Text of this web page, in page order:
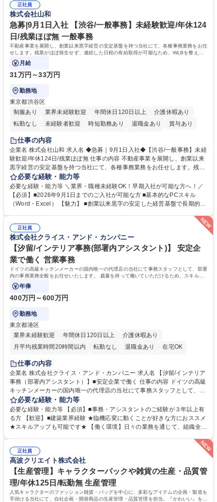
の他に担当頂く業務が発生する場合があります。 募集職種 【営業事務】
業務職/三井物産グループ/平均残業時間10H/完全週休2日
ション力がある方。 ・チャレンジを厭わず、粘り強く業務に取り組める
方。多様な関係者と謙虚に信頼関係を構築でき、期限を意識したスケジュ
ール管理が出来る方。※将来的に他部署（営業部門、コーポレート部門）
へのジョブローテーションの可能性があります。 学歴・資格 学歴：大学
院 大学 語学力： 資格：宅地建物取引士
正社員
株式会社山和
急募|9月1日入社 【渋谷/一般事務】未経験歓迎/年休124
日/残業ほぼ無 一般事務
不動産事業を展開し、創業以来黒字経営の安定基盤を持つ当社にて、各種事務業務をお任
せします。残業がほぼ発生せず、連続した日程の有給取得が可能なため、WLBを整えた
い方にお勧めの環境です！
月給
31万円～33万円
勤務地
東京都渋谷区
制服あり
業界未経験歓迎 年間休日120日以上
介護休暇あり
転勤なし
未経験者歓迎 時短勤務あり 退職金あり
賞与あり
育休あり
完全週休2日制
仕事の内容
企業名 株式会社山和 求人名 ◆急募｜9月1日入社◆【渋谷/一般事務】未経
験歓迎/年休124日/残業ほぼ無 仕事の内容 不動産事業を展開し、創業以来
黒字経営の安定基盤を持つ当社にて、各種事務業務をお任せします。残業
がほぼ発生せず、連続した日程の有給取得が可能なため、WLBを整えたい
方にお勧めの環境です！ 入社後はOJTを通じて丁寧に研修を行いますの
で、事務未経験の方でも安心して臨むことができます。 【業務詳細】■電
話・来客対応 ■物件の鍵や社内の備品管理 ■データ入力や書類作成 ■契約
必要な経験・能力等
必要な経験・能力等 ＼業界・職種未経験OK！早期入社が可能な方へ！／
【必須】■2026年9月1日までのご入社が可能な方 ■基本的なPCスキル
（Word・Excel） 【魅力】 ■創業以来黒字の安定した経営基盤で長期的に
両立が可能 ■有給取得を積極的に推奨、年間10日程度の取得実績 ■1ヶ月
のOJTで業務を習得可能、未経験でもしっかりサポート 学歴・資格 学
歴：大学院 大学 高専 短大 語学力： 資格：
正社員
株式会社クライス・アンド・カンパニー
【汐留/インテリア事務(部署内アシスタント)】 安定企
業で働く 営業事務
ドイツの高級キッチンメーカーの国内唯一の代理店の当社にて事務スタッフとして、部署
内の事務業務全般をお任せいたします。 裁量を持って働いていただけるため、スキルア
ップも可能です。
年俸
400万円～600万円
勤務地
東京都港区
業界未経験歓迎
年間休日120日以上
介護休暇あり
月平均残業時間20時間以内
転勤なし 退職金あり
在宅OK
育休あり
完全週休2日制
駅近5分以内
土日祝休み
仕事の内容
企業名 株式会社クライス・アンド・カンパニー 求人名 【汐留/インテリア
事務（部署内アシスタント）】■安定企業で働く 仕事の内容 ドイツの高級
キッチンメーカーの国内唯一の代理店の当社にて事務スタッフとして、部
署内の事務業務全般をお任せいたします。 裁量を持って働いていただける
ため、スキルアップも可能です。 【部署内の事務業務全般】 ■サンプルの
仕分け・整理 ■電話応対 ■書類作成（会議資料、お客様宛請求書、支払書
類を取りまとめて経理へ提出等） ■ショールームアテンド・運営・予約業
インテリア事務（部署内アシスタント）】■安定企業で働く
必要な経験・能力等
必要な経験・能力等 【必須】■事務・アシスタントのご経験が３年以上有
る方 【歓迎】■建築業界経験 ★臨機応変に動くことが好きな方におススメ
★スキルアップも可能です★ 【働く環境】日々の業務を通じて、組織全体
ンスキルや問題解決能力が磨かれ、キャリアアップのチャンスも豊富。チ
ームとの協力や新しいアイデアを活かす場もあり、やりがいを感じながら
働けます。 【歓迎】 ■インテリアの業界のご経験が有る方■PCの作業に慣
れている方 学歴・資格 学歴：大学院 大学 高専 短大 専修学校 語学力： 資
格：
正社員
高波クリエイト株式会社
【生産管理】キャラクターバックや雑貨の生産・品質管
理/年休125日/転勤無 生産管理
人気キャラクターのファッション雑貨・バッグを中心に、多彩なアイテムの企画・製造を
手掛ける当社にて、自社企画・開発商品の生産管理・品質管理を担当。『かわいい』を届